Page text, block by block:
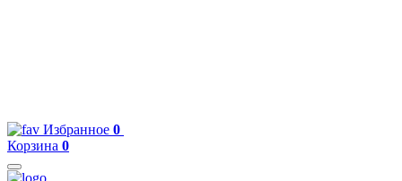
Избранное 0
Корзина 0